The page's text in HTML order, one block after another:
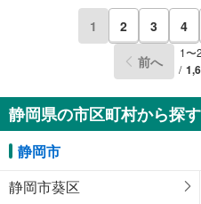
前へ
1 2 3 4
1〜
静岡県の市区町村から探す
静岡市
静岡市葵区